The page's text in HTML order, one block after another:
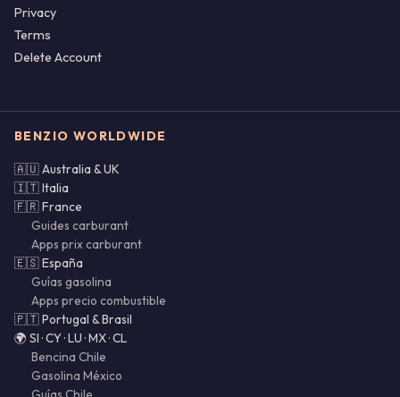
Privacy
Terms
Delete Account
BENZIO WORLDWIDE
🇦🇺 Australia & UK
🇮🇹 Italia
🇫🇷 France
Guides carburant
Apps prix carburant
🇪🇸 España
Guías gasolina
Apps precio combustible
🇵🇹 Portugal & Brasil
🌍 SI · CY · LU · MX · CL
Bencina Chile
Gasolina México